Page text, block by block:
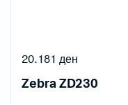
Zebra ZD230
20.181 ден